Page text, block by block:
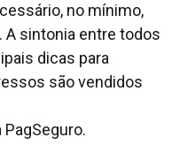
no mínimo,
A sintonia entre todos
dicas para
são vendidos
PagSeguro.